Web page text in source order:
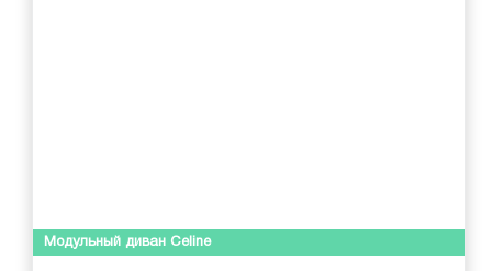
Модульный диван Celine